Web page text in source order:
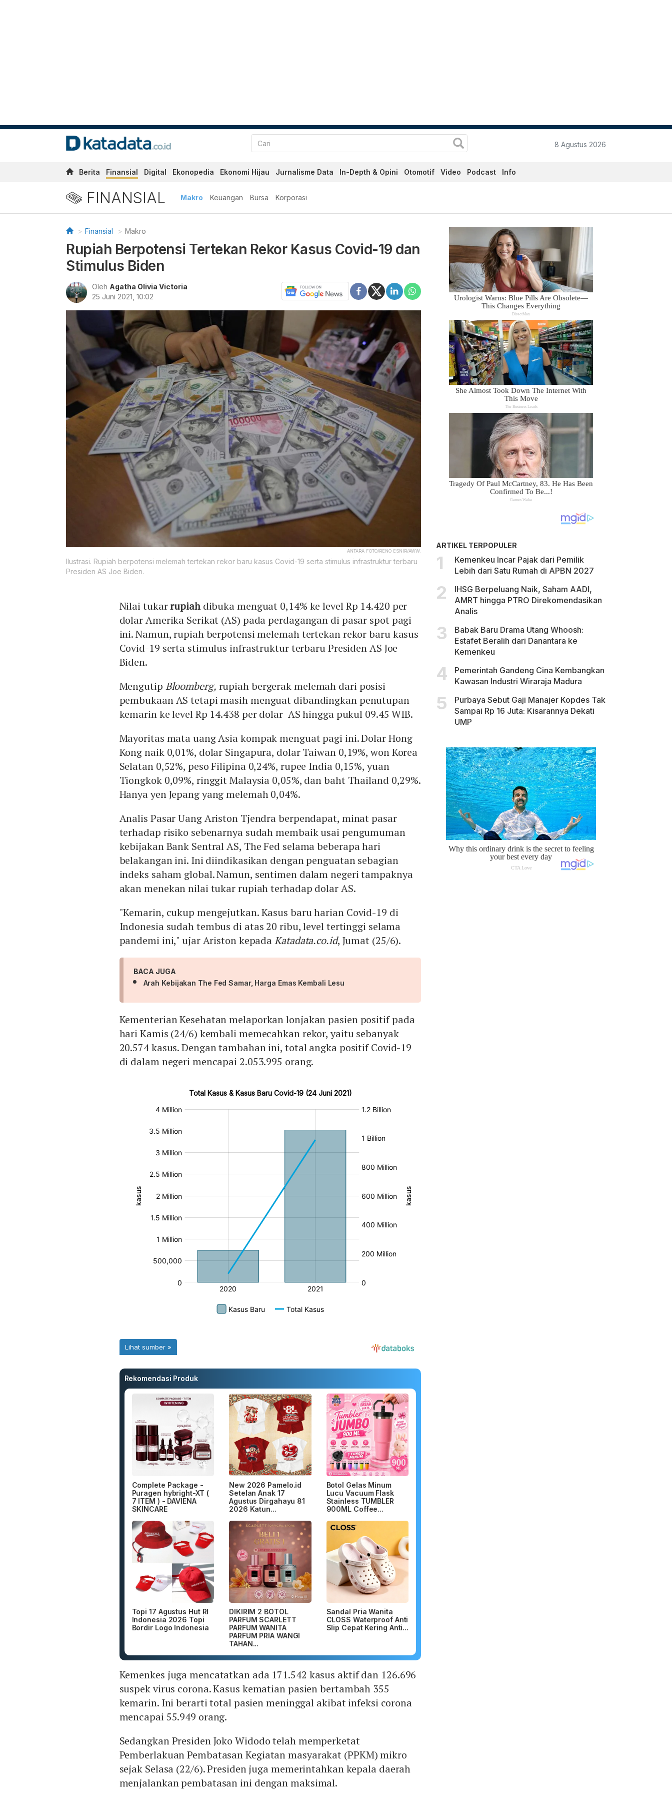
8 Agustus 2026
Berita Finansial Digital Ekonopedia Ekonomi Hijau Jurnalisme Data In-Depth & Opini Otomotif Video Podcast Info
FINANSIAL Makro Keuangan Bursa Korporasi
Finansial Makro
Rupiah Berpotensi Tertekan Rekor Kasus Covid-19 dan
Stimulus Biden
Oleh Agatha Olivia Victoria
25 Juni 2021, 10:02
ANTARA FOTO/RENO ESNIR/AWW.
Ilustrasi. Rupiah berpotensi melemah tertekan rekor baru kasus Covid-19 serta stimulus infrastruktur terbaru
Presiden AS Joe Biden.
Nilai tukarrupiahdibuka menguat 0,14% ke level Rp 14.420 per
dolar Amerika Serikat (AS) pada perdagangan di pasar spot pagi
ini. Namun, rupiah berpotensi melemah tertekan rekor baru kasus
Covid-19 serta stimulus infrastruktur terbaru Presiden AS Joe
Biden.
Mengutip Bloomberg, rupiah bergerak melemah dari posisi
pembukaan AS tetapi masih menguat dibandingkan penutupan
kemarin ke level Rp 14.438 per dolar AS hingga pukul 09.45 WIB.
Mayoritas mata uang Asia kompak menguat pagi ini. Dolar Hong
Kong naik 0,01%, dolar Singapura, dolar Taiwan 0,19%, won Korea
Selatan 0,52%, peso Filipina 0,24%, rupee India 0,15%, yuan
Tiongkok 0,09%, ringgit Malaysia 0,05%, dan baht Thailand 0,29%.
Hanya yen Jepang yang melemah 0,04%.
Analis Pasar Uang Ariston Tjendra berpendapat, minat pasar
terhadap risiko sebenarnya sudah membaik usai pengumuman
kebijakan Bank Sentral AS, The Fed selama beberapa hari
belakangan ini. Ini diindikasikan dengan penguatan sebagian
indeks saham global. Namun, sentimen dalam negeri tampaknya
akan menekan nilai tukar rupiah terhadap dolar AS.
"Kemarin, cukup mengejutkan. Kasus baru harian Covid-19 di
Indonesia sudah tembus di atas 20 ribu, level tertinggi selama
pandemi ini," ujar Ariston kepadaKatadata.co.id, Jumat (25/6).
BACA JUGA
Arah Kebijakan The Fed Samar, Harga Emas Kembali Lesu
Kementerian Kesehatan melaporkan lonjakan pasien positif pada
hari Kamis (24/6) kembali memecahkan rekor, yaitu sebanyak
20.574 kasus. Dengan tambahan ini, total angka positif Covid-19
di dalam negeri mencapai 2.053.995 orang.
Rekomendasi Produk
Complete Package -
Puragen hybright-XT (
7 ITEM ) - DAVIENA
SKINCARE
New 2026 Pamelo.id
Setelan Anak 17
Agustus Dirgahayu 81
2026 Katun...
Botol Gelas Minum
Lucu Vacuum Flask
Stainless TUMBLER
900ML Coffee...
Topi 17 Agustus Hut RI
Indonesia 2026 Topi
Bordir Logo Indonesia
DIKIRIM 2 BOTOL
PARFUM SCARLETT
PARFUM WANITA
PARFUM PRIA WANGI
TAHAN...
Sandal Pria Wanita
CLOSS Waterproof Anti
Slip Cepat Kering Anti...
Kemenkes juga mencatatkan ada 171.542 kasus aktif dan 126.696
suspek virus corona. Kasus kematian pasien bertambah 355
kemarin. Ini berarti total pasien meninggal akibat infeksi corona
mencapai 55.949 orang.
Sedangkan Presiden Joko Widodo telah memperketat
Pemberlakuan Pembatasan Kegiatan masyarakat (PPKM) mikro
sejak Selasa (22/6). Presiden juga memerintahkan kepala daerah
menjalankan pembatasan ini dengan maksimal.
ARTIKEL TERPOPULER
Kemenkeu Incar Pajak dari Pemilik
Lebih dari Satu Rumah di APBN 2027
IHSG Berpeluang Naik, Saham AADI,
AMRT hingga PTRO Direkomendasikan
Analis
Babak Baru Drama Utang Whoosh:
Estafet Beralih dari Danantara ke
Kemenkeu
Pemerintah Gandeng Cina Kembangkan
Kawasan Industri Wiraraja Madura
Purbaya Sebut Gaji Manajer Kopdes Tak
Sampai Rp 16 Juta: Kisarannya Dekati
UMP